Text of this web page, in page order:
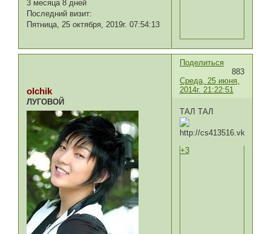
3 месяца 8 дней
Последний визит:
Пятница, 25 октября, 2019г. 07:54:13
Поделиться
883
Среда, 25 июня,
2014г. 21:22:51
olchik
ЛУГОВОЙ
ТАЛ ТАЛ
+3